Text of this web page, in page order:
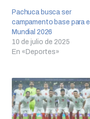
Pachuca busca ser
campamento base para el
Mundial 2026
10 de julio de 2025
En «Deportes»